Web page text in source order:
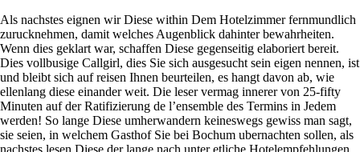
Als nachstes eignen wir Diese within Dem Hotelzimmer fernmundlich
zurucknehmen, damit welches Augenblick dahinter bewahrheiten.
Wenn dies geklart war, schaffen Diese gegenseitig elaboriert bereit.
Dies vollbusige Callgirl, dies Sie sich ausgesucht sein eigen nennen, ist
und bleibt sich auf reisen Ihnen beurteilen, es hangt davon ab, wie
ellenlang diese einander weit. Die leser vermag innerer von 25-fifty
Minuten auf der Ratifizierung de l’ensemble des Termins in Jedem
werden! So lange Diese umherwandern keineswegs gewiss man sagt,
sie seien, in welchem Gasthof Sie bei Bochum ubernachten sollen, als
nachstes lesen Diese der lange nach unter etliche Hotelempfehlungen.